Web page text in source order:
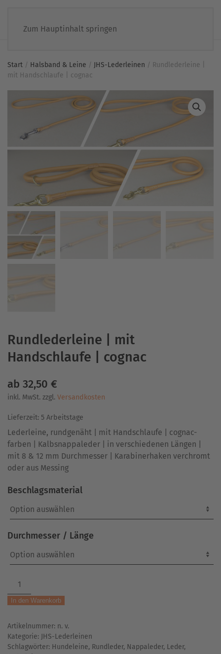
Zum Hauptinhalt springen
Start / Halsband & Leine / JHS-Lederleinen / Rundlederleine |
mit Handschlaufe | cognac
Rundlederleine | mit
Handschlaufe | cognac
ab 32,50 €
inkl. MwSt. zzgl. Versandkosten
Lieferzeit: 5 Arbeitstage
Lederleine, rundgenäht | mit Handschlaufe | cognac-
farben | Kalbsnappaleder | in verschiedenen Längen |
mit 8 & 12 mm Durchmesser | Karabinerhaken verchromt
oder aus Messing
Beschlagsmaterial
Durchmesser / Länge
Rundlederleine
|
mit
|
cognac
Menge
In den Warenkorb
Artikelnummer: n. v.
Kategorie: JHS-Lederleinen
Schlagwörter: Hundeleine, Rundleder, Nappaleder, Leder,